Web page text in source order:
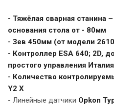
- Тяжёлая сварная станина
основания стола от - 80мм
- Зев 450мм (от модели
- Контроллер ESA 640; 2D,
простого управления Италия
- Количество
Y2 X
- Линейные датчики Opkon